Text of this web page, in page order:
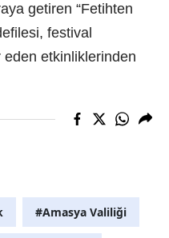
getiren “Fetihten
festival
eden etkinliklerinden
#Amasya Valiliği